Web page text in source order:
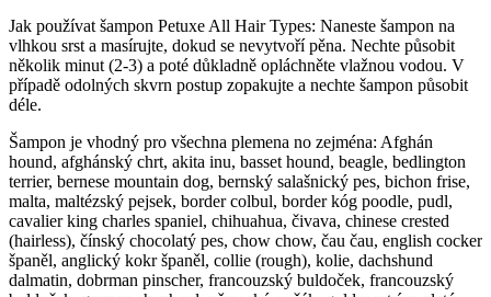
Jak používat šampon Petuxe All Hair Types: Naneste šampon na
vlhkou srst a masírujte, dokud se nevytvoří pěna. Nechte působit
několik minut (2-3) a poté důkladně opláchněte vlažnou vodou. V
případě odolných skvrn postup zopakujte a nechte šampon působit
déle.
Šampon je vhodný pro všechna plemena no zejména: Afghán
hound, afghánský chrt, akita inu, basset hound, beagle, bedlington
terrier, bernese mountain dog, bernský salašnický pes, bichon frise,
malta, maltézský pejsek, border colbul, border kóg poodle, pudl,
cavalier king charles spaniel, chihuahua, čivava, chinese crested
(hairless), čínský chocolatý pes, chow chow, čau čau, english cocker
španěl, anglický kokr španěl, collie (rough), kolie, dachshund
dalmatin, dobrman pinscher, francouzský buldoček, francouzský